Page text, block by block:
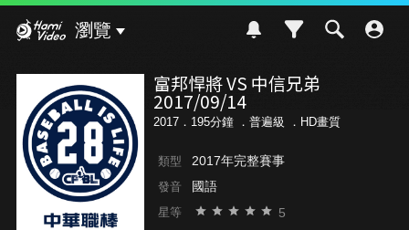
瀏覽
富邦悍將 VS 中信兄弟
2017/09/14
2017．195分鐘 ． 普遍級 ．HD畫質
類型 2017年完整賽事
發音 國語
星等 5